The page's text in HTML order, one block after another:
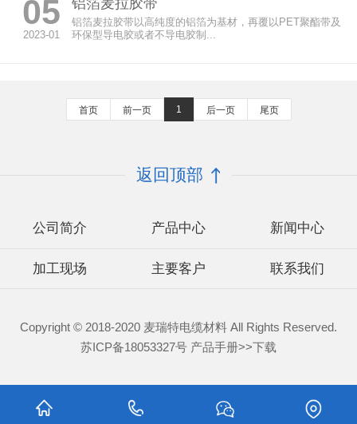
05
2023-01
铝箔麦拉胶带以高纯度的铝箔为基材，再覆以PET聚酯带及
环保型导电胶或者不导电胶制...
首页 前一页 1 后一页 尾页
返回顶部
公司简介 产品中心 新闻中心
加工现场 主要客户 联系我们
Copyright © 2018-2020 麦瑞特电缆材料 All Rights Reserved.
苏ICP备18053327号 产品手册>>下载